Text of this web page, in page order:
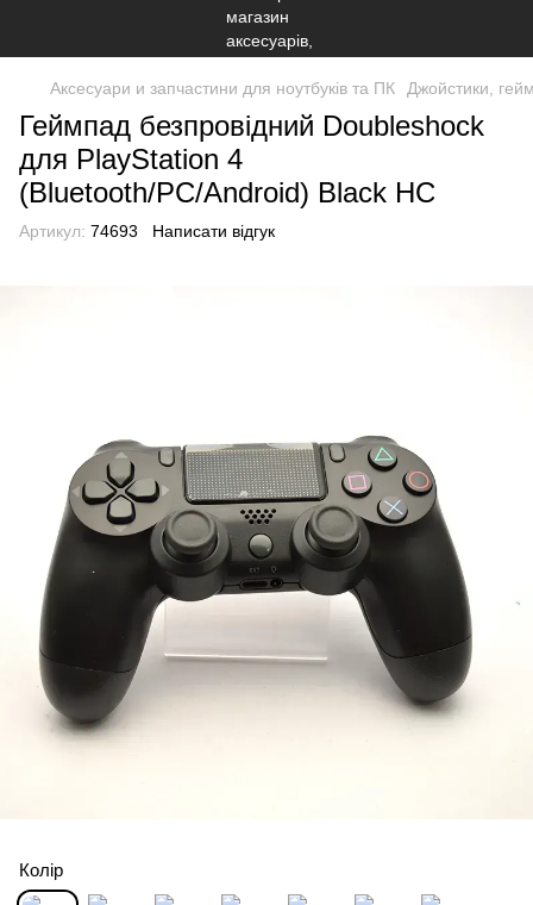
Аксесуари и запчастини для ноутбуків та ПК Джойстики,
Геймпад безпровідний Doubleshock
для PlayStation 4
(Bluetooth/PC/Android) Black HC
Артикул: 74693 Написати відгук
Колір